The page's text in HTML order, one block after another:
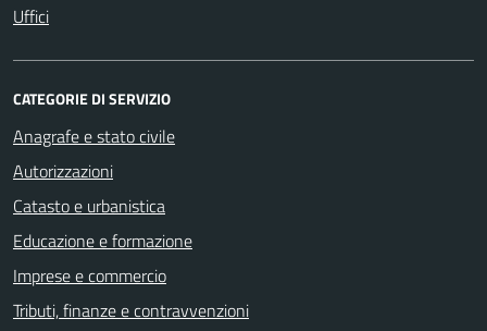
Uffici
CATEGORIE DI SERVIZIO
Anagrafe e stato civile
Autorizzazioni
Catasto e urbanistica
Educazione e formazione
Imprese e commercio
Tributi, finanze e contravvenzioni